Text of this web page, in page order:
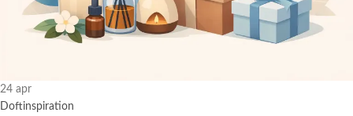
24 apr
Doftinspiration